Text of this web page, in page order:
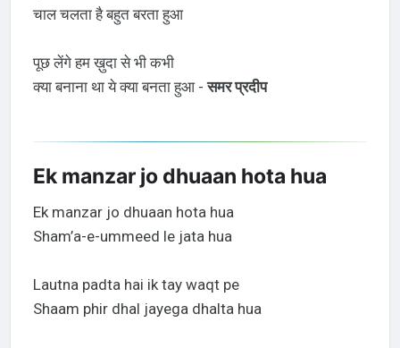
चाल चलता है बहुत बरता हुआ
पूछ लेंगे हम ख़ुदा से भी कभी
क्या बनाना था ये क्या बनता हुआ -समर प्रदीप
Ek manzar jo dhuaan hota hua
Ek manzar jo dhuaan hota hua
Sham’a-e-ummeed le jata hua
Lautna padta hai ik tay waqt pe
Shaam phir dhal jayega dhalta hua